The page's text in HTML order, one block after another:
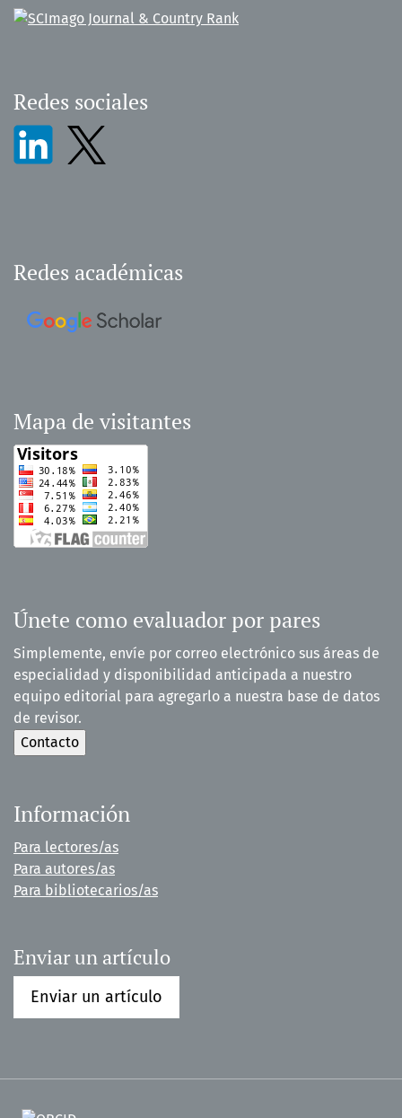
Redes sociales
Redes académicas
Mapa de visitantes
Únete como evaluador por pares
Simplemente, envíe por correo electrónico sus áreas de
especialidad y disponibilidad anticipada a nuestro
equipo editorial para agregarlo a nuestra base de datos
de revisor.
Información
Para lectores/as
Para autores/as
Para bibliotecarios/as
Enviar un artículo
Enviar un artículo